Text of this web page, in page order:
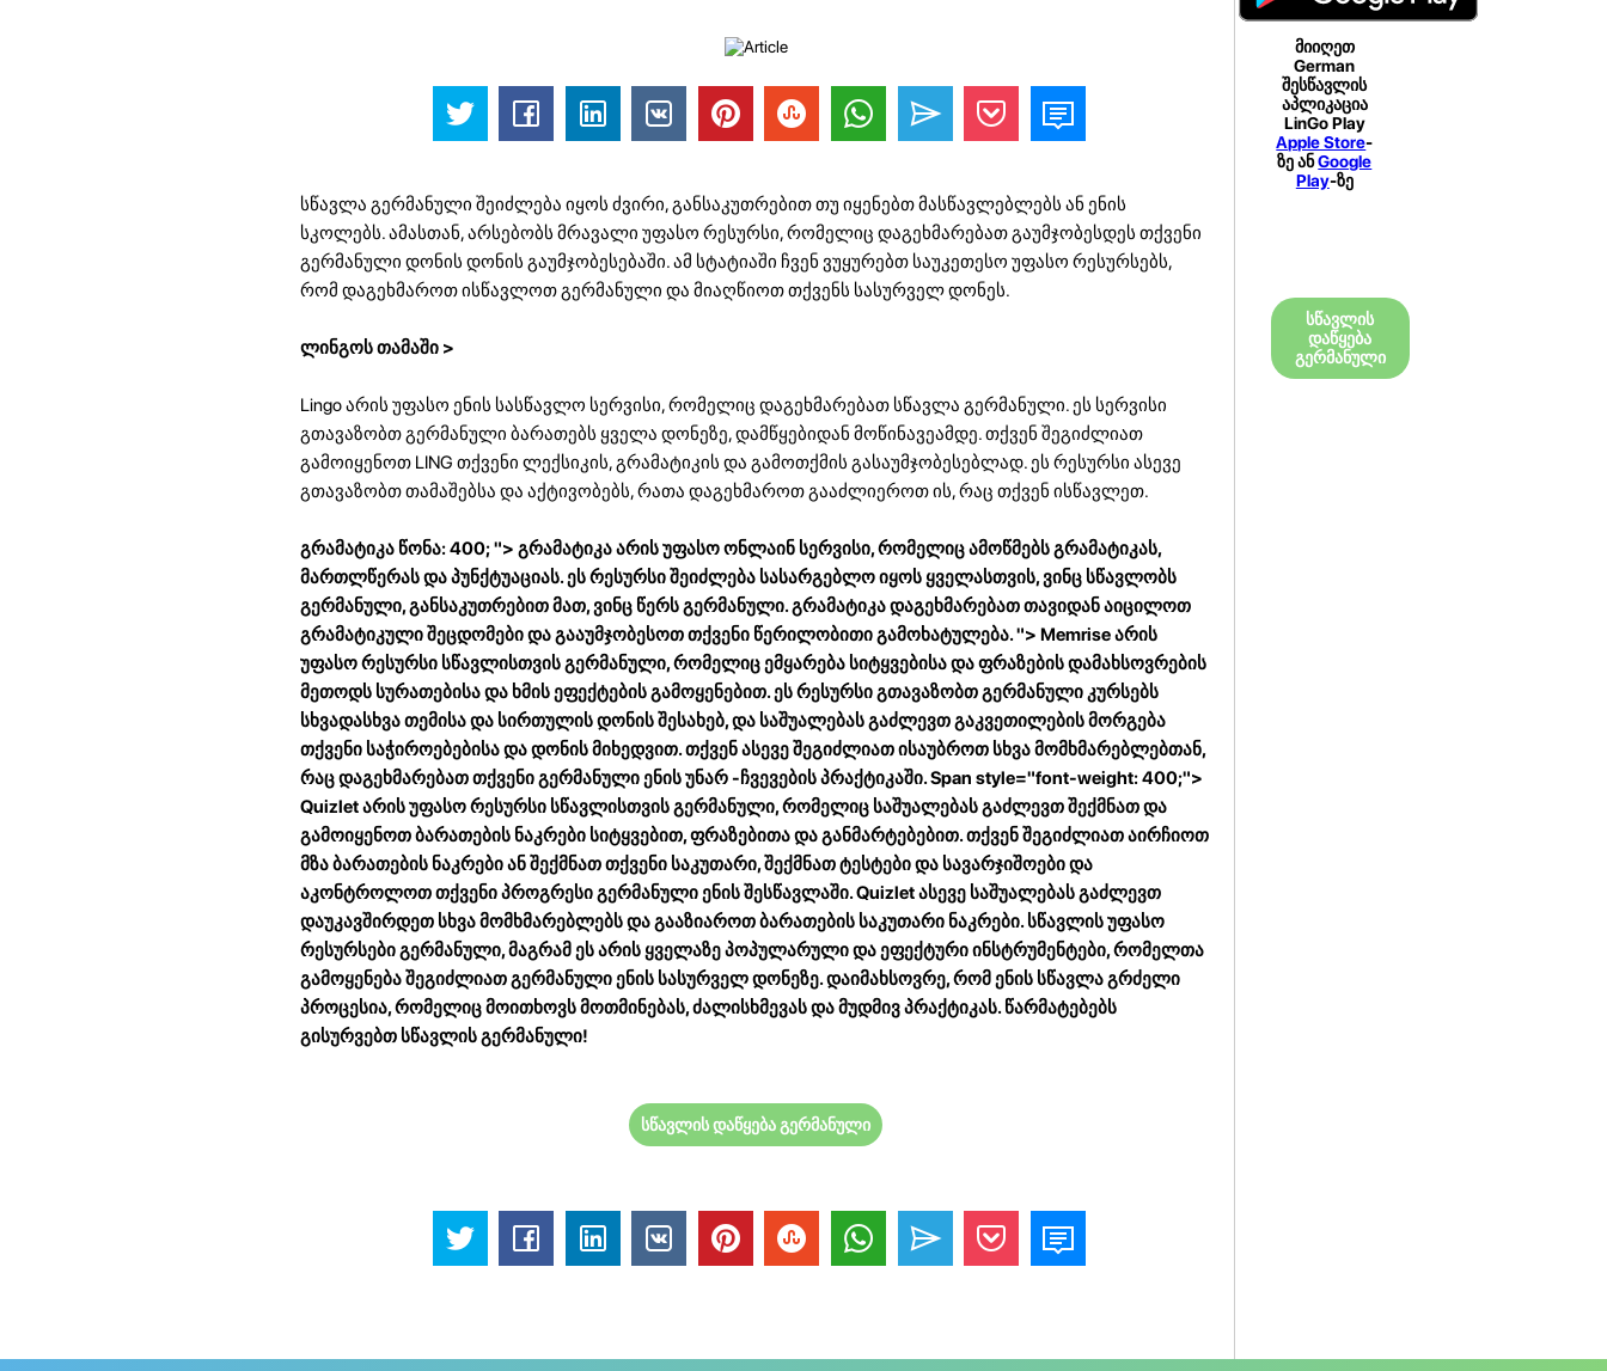
სწავლა გერმანული შეიძლება იყოს ძვირი, განსაკუთრებით თუ იყენებთ მასწავლებლებს ან ენის
სკოლებს. ამასთან, არსებობს მრავალი უფასო რესურსი, რომელიც დაგეხმარებათ გაუმჯობესდეს თქვენი
გერმანული დონის დონის გაუმჯობესებაში. ამ სტატიაში ჩვენ ვუყურებთ საუკეთესო უფასო რესურსებს,
რომ დაგეხმაროთ ისწავლოთ გერმანული და მიაღწიოთ თქვენს სასურველ დონეს.
ლინგოს თამაში >
Lingo არის უფასო ენის სასწავლო სერვისი, რომელიც დაგეხმარებათ სწავლა გერმანული. ეს სერვისი
გთავაზობთ გერმანული ბარათებს ყველა დონეზე, დამწყებიდან მოწინავეამდე. თქვენ შეგიძლიათ
გამოიყენოთ LING თქვენი ლექსიკის, გრამატიკის და გამოთქმის გასაუმჯობესებლად. ეს რესურსი ასევე
გთავაზობთ თამაშებსა და აქტივობებს, რათა დაგეხმაროთ გააძლიეროთ ის, რაც თქვენ ისწავლეთ.
გრამატიკა წონა: 400; "> გრამატიკა არის უფასო ონლაინ სერვისი, რომელიც ამოწმებს გრამატიკას,
მართლწერას და პუნქტუაციას. ეს რესურსი შეიძლება სასარგებლო იყოს ყველასთვის, ვინც სწავლობს
გერმანული, განსაკუთრებით მათ, ვინც წერს გერმანული. გრამატიკა დაგეხმარებათ თავიდან აიცილოთ
გრამატიკული შეცდომები და გააუმჯობესოთ თქვენი წერილობითი გამოხატულება. "> Memrise არის
უფასო რესურსი სწავლისთვის გერმანული, რომელიც ემყარება სიტყვებისა და ფრაზების დამახსოვრების
მეთოდს სურათებისა და ხმის ეფექტების გამოყენებით. ეს რესურსი გთავაზობთ გერმანული კურსებს
სხვადასხვა თემისა და სირთულის დონის შესახებ, და საშუალებას გაძლევთ გაკვეთილების მორგება
თქვენი საჭიროებებისა და დონის მიხედვით. თქვენ ასევე შეგიძლიათ ისაუბროთ სხვა მომხმარებლებთან,
რაც დაგეხმარებათ თქვენი გერმანული ენის უნარ -ჩვევების პრაქტიკაში. Span style="font-weight: 400;">
Quizlet არის უფასო რესურსი სწავლისთვის გერმანული, რომელიც საშუალებას გაძლევთ შექმნათ და
გამოიყენოთ ბარათების ნაკრები სიტყვებით, ფრაზებითა და განმარტებებით. თქვენ შეგიძლიათ აირჩიოთ
მზა ბარათების ნაკრები ან შექმნათ თქვენი საკუთარი, შექმნათ ტესტები და სავარჯიშოები და
აკონტროლოთ თქვენი პროგრესი გერმანული ენის შესწავლაში. Quizlet ასევე საშუალებას გაძლევთ
დაუკავშირდეთ სხვა მომხმარებლებს და გააზიაროთ ბარათების საკუთარი ნაკრები. სწავლის უფასო
რესურსები გერმანული, მაგრამ ეს არის ყველაზე პოპულარული და ეფექტური ინსტრუმენტები, რომელთა
გამოყენება შეგიძლიათ გერმანული ენის სასურველ დონეზე. დაიმახსოვრე, რომ ენის სწავლა გრძელი
პროცესია, რომელიც მოითხოვს მოთმინებას, ძალისხმევას და მუდმივ პრაქტიკას. წარმატებებს
გისურვებთ სწავლის გერმანული!
სწავლის დაწყება გერმანული
მიიღეთ
German
შესწავლის
აპლიკაცია
LinGo Play
Apple Store-
ზე ანGoogle
Play-ზე
სწავლის
დაწყება
გერმანული